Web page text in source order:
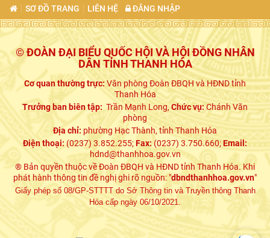
SƠ ĐỒ TRANG LIÊN HỆ ĐĂNG NHẬP
© ĐOÀN ĐẠI BIỂU QUỐC HỘI VÀ HỘI ĐỒNG NHÂN
DÂN TỈNH THANH HÓA
Cơ quan thường trực:Văn phòng Đoàn ĐBQH và HĐND tỉnh
Thanh Hóa
Trưởng ban biên tập: Trần Mạnh Long,Chức vụ:Chánh Văn
phòng
Địa chỉ: phường Hạc Thành, tỉnh Thanh Hóa
Điện thoại: (0237) 3.852.255;Fax:(0237) 3.750.660;Email:
hdnd@thanhhoa.gov.vn
® Bản quyền thuộc về Đoàn ĐBQH và HĐND tỉnh Thanh Hóa. Khi
phát hành thông tin đề nghị ghi rõ nguồn: "dbndthanhhoa.gov.vn"
Giấy phép số 08/GP-STTTT do Sở Thông tin và Truyền thông Thanh
Hóa cấp ngày 06/10/2021.